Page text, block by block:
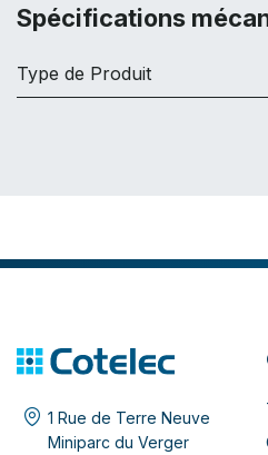
Spécifications
Type de Produit
1 Rue de Terre Neuve
Miniparc du Verger